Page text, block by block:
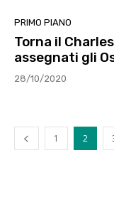
PRIMO PIANO
Torna il
assegnati gli
28/10/2020
1 2